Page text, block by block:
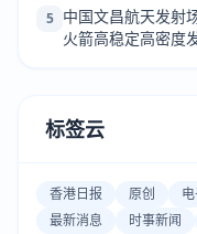
5 中国文昌航天发射
火箭高稳定高密度
标签云
香港日报 原创
最新消息
时事新闻